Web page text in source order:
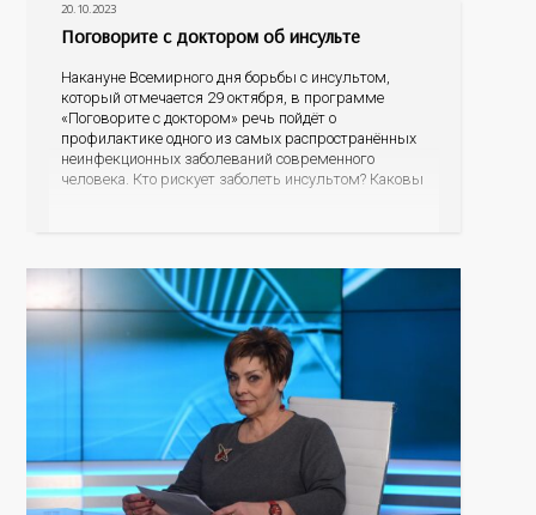
20.10.2023
Поговорите с доктором об инсульте
Накануне Всемирного дня борьбы с инсультом,
который отмечается 29 октября, в программе
«Поговорите с доктором» речь пойдёт о
профилактике одного из самых распространённых
неинфекционных заболеваний современного
человека. Кто рискует заболеть инсультом? Каковы